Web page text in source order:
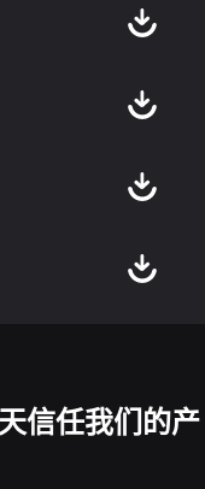
信任我们的产